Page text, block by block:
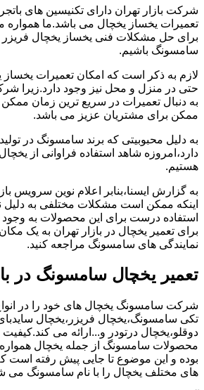
شرکت بازار تهران دارای تکنیسین های
تعمیرات یخساز یخچال می باشد.ما همواره
برای حل مشکلات فنی یخساز یخچال فریزر
سامسونگ باشیم.
لازم به ذکر است که امکان تعمیرات
حتی در منزل و محل نیز وجود دارد.زیرا
به دنبال تعمیرات در سریع ترین زمان
ممکن برای مشتریان عزیز می باشد.
به دلیل محبوبیتی که برند سامسونگ در
دارد،امروزه شاهد استفاده فراوانی از
هستیم.
به گزارش ایسنا،بنابر اعلام نوین سرویس
اینکه ممکن است مشکلات مختلفی به دلیل
استفاده درست برای این محصولات به وجود
برای تعمیر یخچال در بازار تهران به یک
نمایندگی های سامسونگ مراجعه کنید.
تعمیر یخچال سامسونگ در
شرکت سامسونگ یخچال های خود را در
تکی سامسونگ،یخچال فریزر،یخچال
دوقلو،یخچال درتودر و...ارائه می کند.کیفیت
محصولات سامسونگ از جمله یخچال
بوده و این موضوع تا جایی پیش رفته است
های مختلف یخچال را با نام سامسونگ می